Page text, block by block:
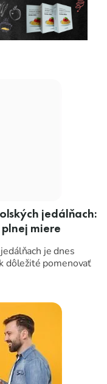
jedálňach:
miere
je dnes
dôležité pomenovať